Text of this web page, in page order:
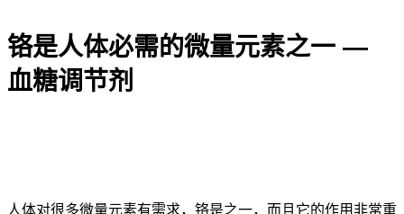
铬是人体必需的微量元素之一 —
血糖调节剂
人体对很多微量元素有需求，铬是之一，而且它的作用非常重